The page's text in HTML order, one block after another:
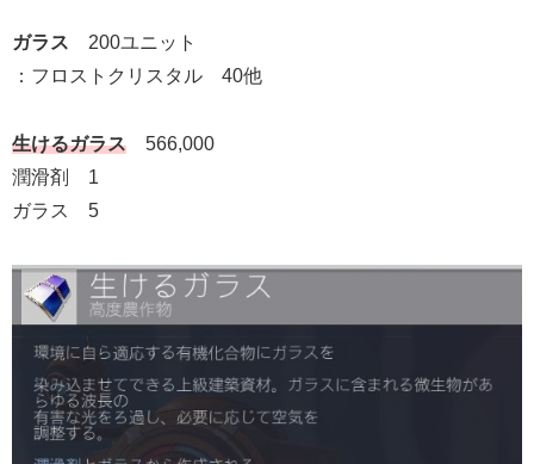
ガラス 200ユニット
：フロストクリスタル 40他
生けるガラス 566,000
潤滑剤 1
ガラス 5